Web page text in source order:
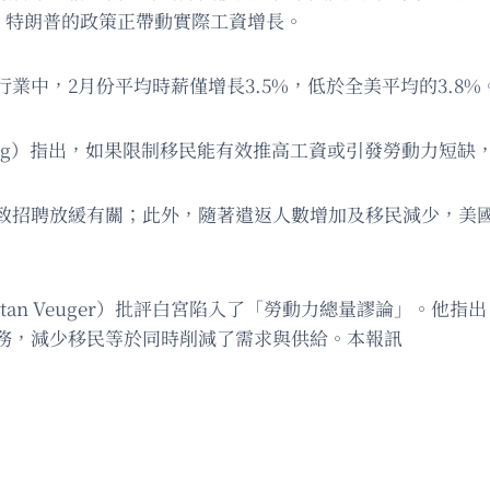
朗普的政策正帶動實際工資增長。
中，2月份平均時薪僅增長3.5%，低於全美平均的3.8%
指出，如果限制移民能有效推高工資或引發勞動力短缺
聘放緩有關；此外，隨著遣返人數增加及移民減少，
Veuger）批評白宮陷入了「勞動力總量謬論」。他指
減少移民等於同時削減了需求與供給。本報訊